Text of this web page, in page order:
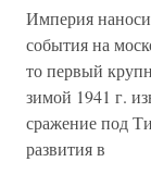
Империя
события на
то первый
зимой 1941 г.
сражение под
развития в